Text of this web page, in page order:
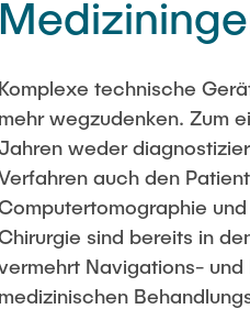
Komplexe technische
mehr wegzudenken. Zum
weder
auch den
sind bereits in
Navigations- und
medizinischen